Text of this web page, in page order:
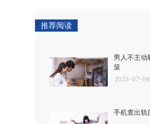
推荐阅读
男人不主动
策
2023-07-06
手机查出轨